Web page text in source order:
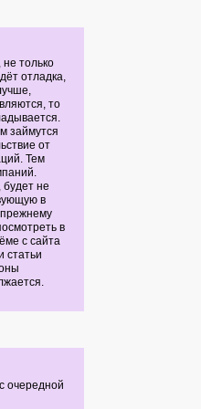
только
отладка,
то
займутся
от
Тем
будет не
в
в
с сайта
статьи
очередной